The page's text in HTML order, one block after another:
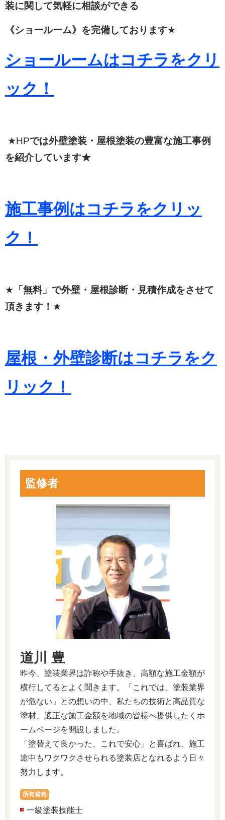
装に関して気軽に相談ができる
《ショールーム》を完備しております★
ショールームはコチラをクリ
ック！
★HPでは外壁塗装・屋根塗装の豊富な施工事例
を紹介しています★
施工事例はコチラをクリッ
ク！
★ 「無料」で外壁・屋根診断・見積作成をさせて
頂きます！ ★
屋根・外壁診断はコチラをク
リック！
監修者
道川 豊
昨今、塗装業界は詐称や手抜き、高額な施工金額が
横行してるとよく聞きます。「これでは、塗装業界
が危ない」との想いの中、私たちの技術と高品質な
塗材、適正な施工金額を地域の皆様へ提供したくホ
ームページを開設しました。
「塗替えて良かった、これで安心」と喜ばれ、施工
途中もワクワクさせられる塗装店となれるよう日々
努力します。
所有資格
一級塗装技能士